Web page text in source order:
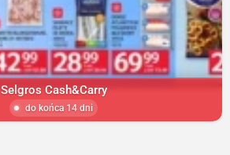
Selgros Cash&Carry
do końca 14 dni